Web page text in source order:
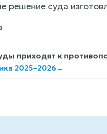
решение суда
приходят к
2025–2026→